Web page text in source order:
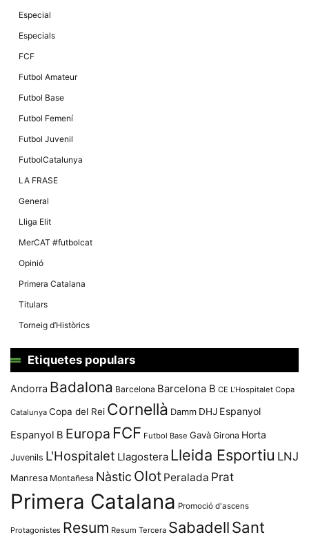
Especial
Especials
FCF
Futbol Amateur
Futbol Base
Futbol Femení
Futbol Juvenil
FutbolCatalunya
LA FRASE
General
Lliga Elit
MerCAT #futbolcat
Opinió
Primera Catalana
Titulars
Torneig d’Històrics
Etiquetes populars
Andorra Badalona Barcelona Barcelona B CE L'Hospitalet Copa
Catalunya Copa del Rei Cornellà Damm DHJ Espanyol
Espanyol B Europa FCF Futbol Base Gavà Girona Horta
Juvenils L'Hospitalet Llagostera Lleida Esportiu LNJ
Manresa Montañesa Nàstic Olot Peralada Prat
Primera Catalana Promoció d'ascens
Protagonistes Resum Resum Tercera SabadellSant